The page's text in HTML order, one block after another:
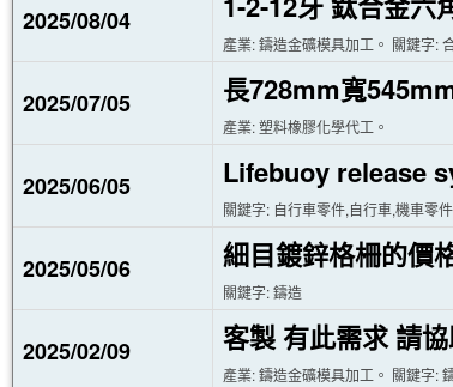
2025/08/04
產業: 鑄造金礦模具加工。 關鍵字:
2025/07/05 長728mm寬
產業: 塑料橡膠化學代工。
2025/06/05 Lifebuoy release
關鍵字: 自行車零件,自行車,機車零件
2025/05/06 細目鍍鋅格柵的價
關鍵字: 鑄造
2025/02/09 客製 有此需求 請
產業: 鑄造金礦模具加工。 關鍵字: